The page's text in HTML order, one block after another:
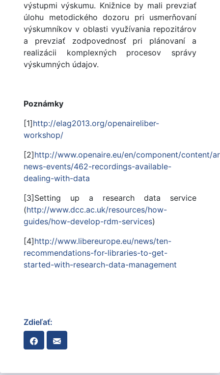
výstupmi výskumu. Knižnice by mali prevziať
úlohu metodického dozoru pri usmerňovaní
výskumníkov v oblasti využívania repozitárov
a prevziať zodpovednosť pri plánovaní a
realizácii komplexných procesov správy
výskumných údajov.
Poznámky
[1]http://elag2013.org/openaireliber-
workshop/
[2]http://www.openaire.eu/en/component/content/
news-events/462-recordings-available-
dealing-with-data
[3]Setting up a research data service
(http://www.dcc.ac.uk/resources/how-
guides/how-develop-rdm-services)
[4]http://www.libereurope.eu/news/ten-
recommendations-for-libraries-to-get-
started-with-research-data-management
Zdieľať: